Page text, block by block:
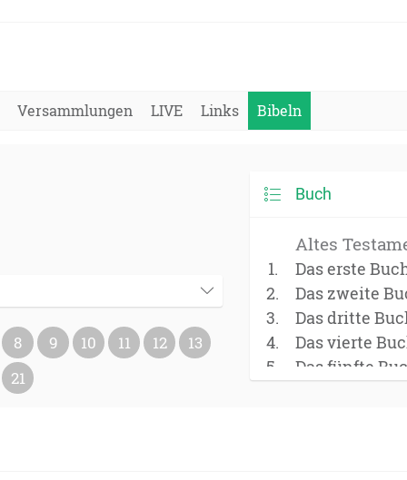
Versammlungen LIVE Links Bibeln
8 9 10 11 12
13
21
Buch
Altes
Das erste
Das zweite
Das dritte
Das vierte
Das fünfte